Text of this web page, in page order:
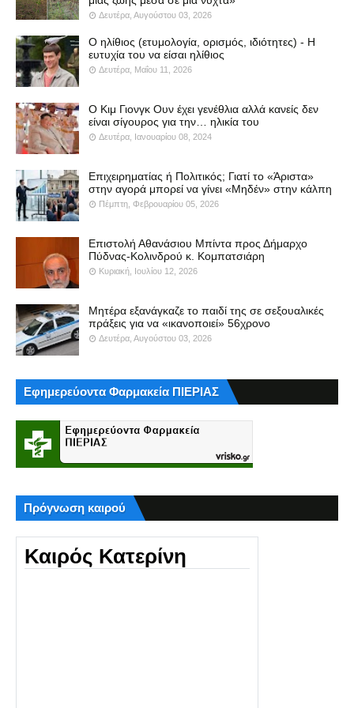
Δευτέρα, Αυγούστου 03, 2026
Ο ηλίθιος (ετυμολογία, ορισμός, ιδιότητες) - Η
ευτυχία του να είσαι ηλίθιος
Δευτέρα, Μαΐου 11, 2026
Ο Κιμ Γιονγκ Ουν έχει γενέθλια αλλά κανείς δεν
είναι σίγουρος για την… ηλικία του
Δευτέρα, Ιανουαρίου 08, 2024
Επιχειρηματίας ή Πολιτικός; Γιατί το «Άριστα»
στην αγορά μπορεί να γίνει «Μηδέν» στην κάλπη
Πέμπτη, Φεβρουαρίου 05, 2026
Επιστολή Αθανάσιου Μπίντα προς Δήμαρχο
Πύδνας-Κολινδρού κ. Κομπατσιάρη
Κυριακή, Ιουλίου 12, 2026
Μητέρα εξανάγκαζε το παιδί της σε σεξουαλικές
πράξεις για να «ικανοποιεί» 56χρονο
Δευτέρα, Αυγούστου 03, 2026
Εφημερεύοντα Φαρμακεία ΠΙΕΡΙΑΣ
Πρόγνωση καιρού
Καιρός Κατερίνη